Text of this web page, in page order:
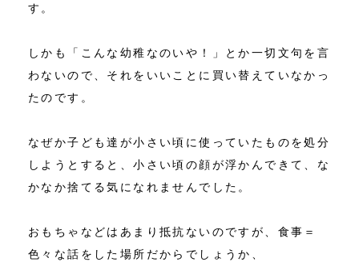
す。
しかも「こんな幼稚なのいや！」とか一切文句を言
わないので、それをいいことに買い替えていなかっ
たのです。
なぜか子ども達が小さい頃に使っていたものを処分
しようとすると、小さい頃の顔が浮かんできて、な
かなか捨てる気になれませんでした。
おもちゃなどはあまり抵抗ないのですが、食事＝
色々な話をした場所だからでしょうか、